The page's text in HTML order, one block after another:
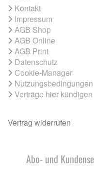
Kontakt
Impressum
AGB Shop
AGB Online
AGB Print
Datenschutz
Cookie-Manager
Nutzungsbedingungen
Verträge hier kündigen
Vertrag widerrufen
Abo- und